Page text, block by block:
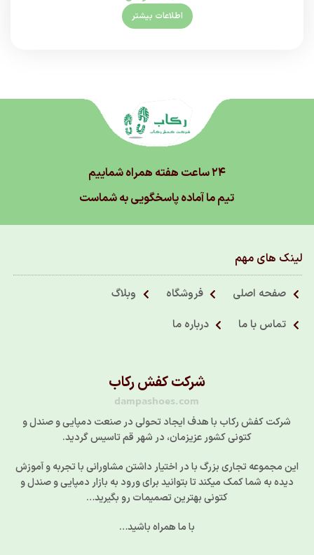
اطلاعات بیشتر
۲۴ ساعت هفته همراه شماییم
تیم ما آماده پاسخگویی به شماست
لینک های مهم
صفحه اصلی فروشگاه
وبلاگ
تماس با ما
درباره ما
شرکت کفش رکاب
dampashoes.com
شرکت کفش رکاب با هدف ایجاد تحولی در صنعت دمپایی و صندل و
کتونی کشور عزیزمان، در شهر قم تاسیس گردید.
این مجموعه تجاری بزرگ با در اختیار داشتن مشاورانی با تجربه و آموزش
دیده به شما کمک میکند تا بتوانید برای ورود به بازار دمپایی و صندل و
کتونی بهترین تصمیمات رو بگیرید…
با ما همراه باشید…